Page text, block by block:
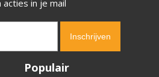
in je mail
Populair